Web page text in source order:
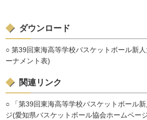
ダウンロード
○ 第39回東海高等学校バスケットボール新
ーナメント表)
関連リンク
○
「第39回東海高等学校バスケットボール
ジ(愛知県バスケットボール協会ホームペー